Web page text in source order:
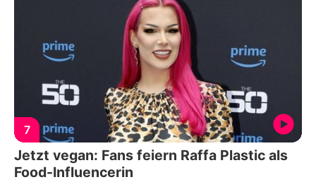
7
Jetzt vegan: Fans feiern Raffa Plastic als
Food-Influencerin